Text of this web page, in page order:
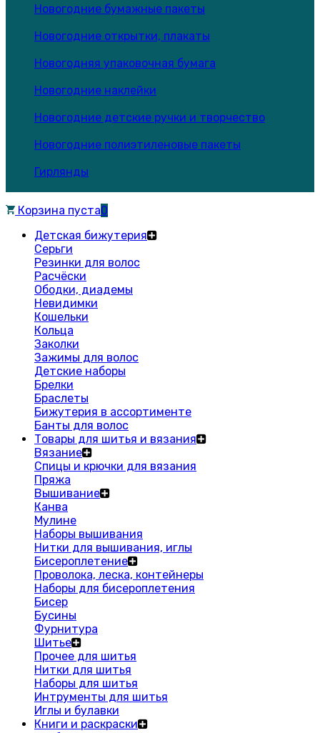
Новогодние бумажные пакеты
Новогодние открытки, плакаты
Новогодняя упаковочная бумага
Новогодние наклейки
Новогодние детские ручки и творчество
Новогодние полиэтиленовые пакеты
Гирлянды
Корзина пуста0
Детская бижутерия
Серьги
Резинки для волос
Расчёски
Ободки, диадемы
Невидимки
Кошельки
Кольца
Заколки
Зажимы для волос
Детские наборы
Брелки
Браслеты
Бижутерия в ассортименте
Банты для волос
Товары для шитья и вязания
Вязание
Спицы и крючки для вязания
Пряжа
Вышивание
Канва
Мулине
Наборы вышивания
Нитки для вышивания, иглы
Бисероплетение
Проволока, леска, контейнеры
Наборы для бисероплетения
Бисер
Бусины
Фурнитура
Шитье
Прочее для шитья
Нитки для шитья
Наборы для шитья
Интрументы для шитья
Иглы и булавки
Книги и раскраски